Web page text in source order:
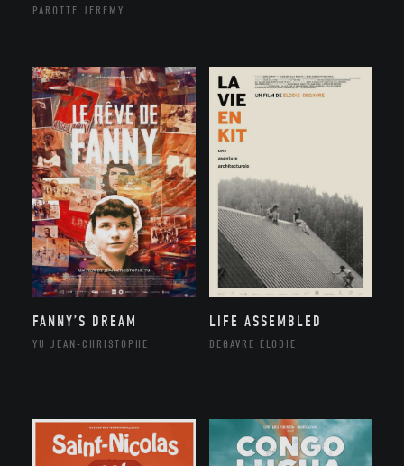
PAROTTE JEREMY
FANNY’S DREAM
YU JEAN-CHRISTOPHE
LIFE ASSEMBLED
DEGAVRE ÉLODIE